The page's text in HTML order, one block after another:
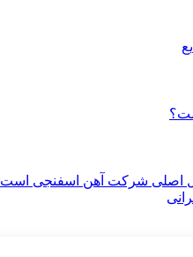
اصلی شرکت آهن اسفنجی است